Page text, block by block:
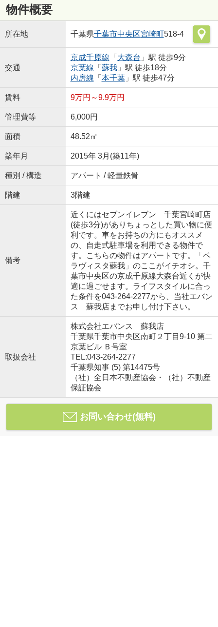
物件概要
所在地 千葉県千葉市中央区宮崎町518-4
交通
京成千原線 「 大森台 」駅 徒歩9分
京葉線 「 蘇我」駅 徒歩18分
内房線 「 本千葉」駅 徒歩47分
賃料 9万円～9.9万円
管理費等 6,000円
面積 48.52㎡
築年月 2015年 3月(築11年)
種別 / 構造 アパート / 軽量鉄骨
階建 3階建
備考
近くにはセブンイレブン 千葉宮崎町店
(徒歩3分)がありちょっとした買い物に便
利です。車をお持ちの方にもオススメ
の、自走式駐車場を利用できる物件で
す。こちらの物件はアパートです。「ベ
ラヴィスタ蘇我」のここがイチオシ。千
葉市中央区の京成千原線大森台近くが快
適に過ごせます。ライフスタイルに合っ
た条件を043-264-2277から、当社エバン
ス 蘇我店までお申し付け下さい。
取扱会社
株式会社エバンス 蘇我店
千葉県千葉市中央区南町２丁目9-10 第二
京葉ビル Ｂ号室
TEL:043-264-2277
千葉県知事 (5) 第14475号
（社）全日本不動産協会・（社）不動産
保証協会
お問い合わせ(無料)